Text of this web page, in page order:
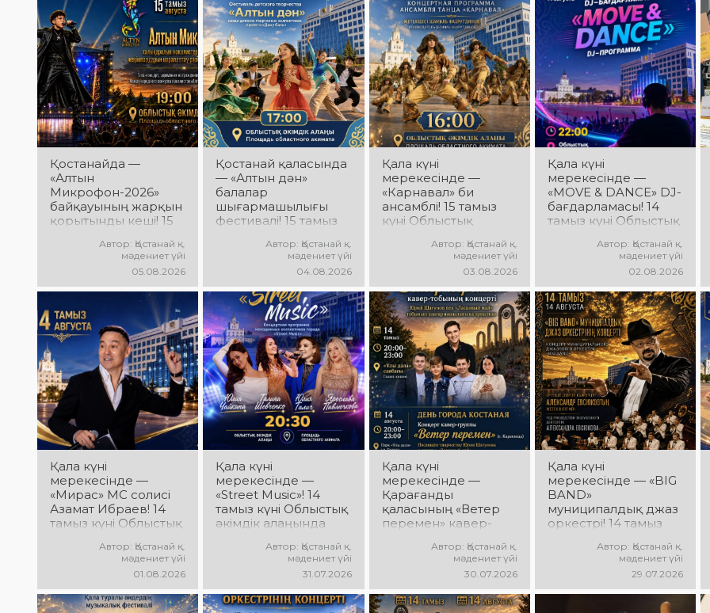
Қостанайда —
«Алтын
Микрофон-2026»
байқауының жарқын
қорытынды кеші! 15
Халықаралық
вокалистер байқауы
жеңімпаздарын
марапаттау рәсімі
мен гала-концерт
өтеді! Сіздерді үздік
орындаушылардың
әсерлі өнері, жарқын
эмоциялар және
ерекше мерекелік
атмосфера күтеді!
Автор: Қостанай қ.
мәдениет үйі
05.08.2026
Қостанай қаласында
— «Алтын дән»
балалар
шығармашылығы
фестивалі! 15 тамыз
әкімдік алаңында
«Даму бала»
жобасының балалар
шығармашылық
ұжымдары
қатысатын «Алтын
дән» фестивалі өтеді!
Сіздерді жас
таланттардың
жарқын өнері, әсем
әндер, әсерлі билер
мен мерекелік көңіл
күй күтеді!
Автор: Қостанай қ.
мәдениет үйі
04.08.2026
Қала күні
мерекесінде —
«Карнавал» би
ансамблі! 15 тамыз
күні Облыстық
«Карнавал» би
ансамблінің
бағдарламасы өтеді!
Ансамбль жетекшісі
— Шамиль
Фахрутдинов.
Сіздерді әсерлі
хореографиялық
қойылымдар,
жарқын бейнелер,
қуатты ырғақ пен
мерекелік көңіл күй
күтеді!
Автор: Қостанай қ.
мәдениет үйі
03.08.2026
Қала күні
мерекесінде —
«MOVE & DANCE» DJ-
бағдарламасы! 14
тамыз күні Облыстық
мерекелік DJ-
бағдарлама өтеді!
Сіздерді заманауи
музыкалық хиттер,
би ырғағы, қуатты
энергия мен жарқын
эмоциялар күтеді!
Автор: Қостанай қ.
мәдениет үйі
02.08.2026
Қала күні
мерекесінде —
«Мирас» МС солисі
Азамат Ибраев! 14
тамыз күні Облыстық
Азамат Ибраевтың
бағдарламасы өтеді!
Сіздерді сүйікті
әндер, жарқын
Автор: Қостанай қ.
мәдениет үйі
01.08.2026
Қала күні
мерекесінде —
«Street Music»! 14
тамыз күні Облыстық
әкімдік алаңында
ұжымдарының
«Street Music»
бағдарламасы өтеді!
Сіздерді заманауи
Автор: Қостанай қ.
мәдениет үйі
31.07.2026
Қала күні
мерекесінде —
Қарағанды
қаласының «Ветер
перемен» кавер-
«Ұлы Дала»
саябағында Юрий
Шатунов пен
«Ласковый май»
тобының
Автор: Қостанай қ.
мәдениет үйі
30.07.2026
Қала күні
мерекесінде — «BIG
BAND»
муниципалдық джаз
оркестрі! 14 тамыз
әкімдік алаңында
«BIG BAND»
муниципалдық джаз
оркестрінің концерті
өтеді! Оркестр
Автор: Қостанай қ.
мәдениет үйі
29.07.2026